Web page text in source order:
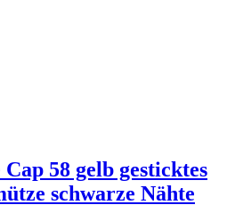
Cap 58 gelb gesticktes
schwarze Nähte